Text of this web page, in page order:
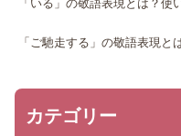
「いる」の敬語表現とは？使
「ご馳走する」の敬語表現
カテゴリー